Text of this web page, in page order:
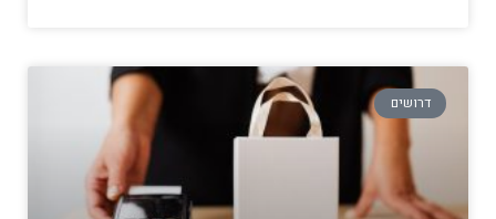
דרושים